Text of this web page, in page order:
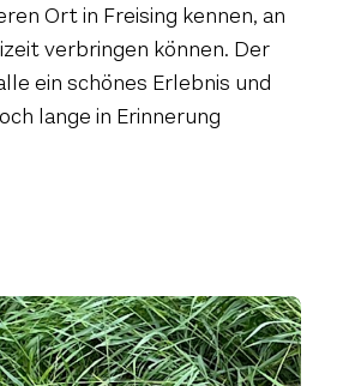
Ort in Freising kennen, an
verbringen können. Der
ein schönes Erlebnis und
lange in Erinnerung